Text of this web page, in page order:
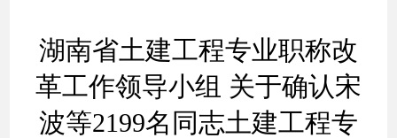
政务服务
湖南省土建工程专业职称改
革工作领导小组 关于确认宋
波等2199名同志土建工程专